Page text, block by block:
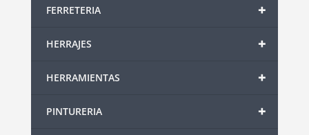
+
FERRETERIA
+
HERRAJES
+
HERRAMIENTAS
+
PINTURERIA